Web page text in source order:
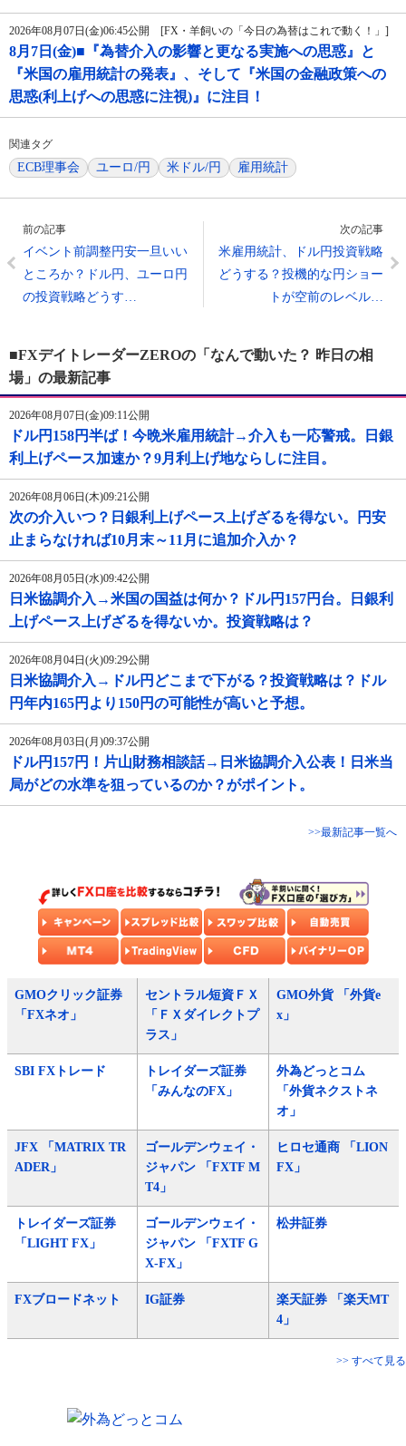
2026年08月07日(金)06:45公開 [FX・羊飼いの「今日の為替はこれで動く！」]
8月7日(金)■『為替介入の影響と更なる実施への思惑』と
『米国の雇用統計の発表』、そして『米国の金融政策への
思惑(利上げへの思惑に注視)』に注目！
関連タグ
ECB理事会 ユーロ/円 米ドル/円 雇用統計
前の記事
イベント前調整円安一旦いい
ところか？ドル円、ユーロ円
の投資戦略どうす…
次の記事
米雇用統計、ドル円投資戦略
どうする？投機的な円ショー
トが空前のレベル…
■FXデイトレーダーZEROの「なんで動いた？ 昨日の相
場」の最新記事
2026年08月07日(金)09:11公開
ドル円158円半ば！今晩米雇用統計→介入も一応警戒。日銀
利上げペース加速か？9月利上げ地ならしに注目。
2026年08月06日(木)09:21公開
次の介入いつ？日銀利上げペース上げざるを得ない。円安
止まらなければ10月末～11月に追加介入か？
2026年08月05日(水)09:42公開
日米協調介入→米国の国益は何か？ドル円157円台。日銀利
上げペース上げざるを得ないか。投資戦略は？
2026年08月04日(火)09:29公開
日米協調介入→ドル円どこまで下がる？投資戦略は？ドル
円年内165円より150円の可能性が高いと予想。
2026年08月03日(月)09:37公開
ドル円157円！片山財務相談話→日米協調介入公表！日米当
局がどの水準を狙っているのか？がポイント。
>>最新記事一覧へ
GMOクリック証券
「FXネオ」
セントラル短資ＦＸ
「ＦＸダイレクトプ
ラス」
GMO外貨 「外貨e
x」
SBI FXトレード
トレイダーズ証券
「みんなのFX」
外為どっとコム
「外貨ネクストネ
オ」
JFX 「MATRIX TR
ADER」
ゴールデンウェイ・
ジャパン 「FXTF M
T4」
ヒロセ通商 「LION
FX」
トレイダーズ証券
「LIGHT FX」
ゴールデンウェイ・
ジャパン 「FXTF G
X-FX」
松井証券
FXブロードネット IG証券
楽天証券 「楽天MT
4」
>> すべて見る